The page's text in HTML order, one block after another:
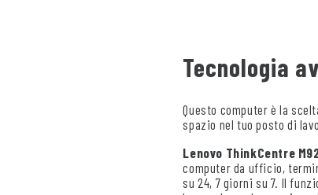
Tecnologia
Questo computer è la
spazio nel tuo posto di
Lenovo ThinkCentre
computer da ufficio,
su 24, 7 giorni su 7. Il